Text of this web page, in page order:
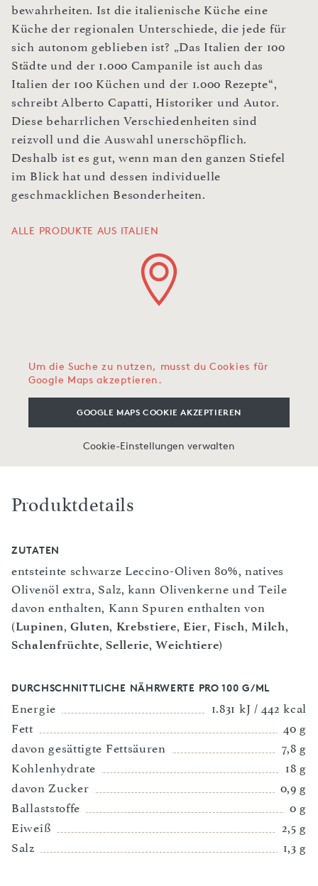
bewahrheiten. Ist die italienische Küche eine
Küche der regionalen Unterschiede, die jede für
sich autonom geblieben ist? „Das Italien der 100
Städte und der 1.000 Campanile ist auch das
Italien der 100 Küchen und der 1.000 Rezepte“,
schreibt Alberto Capatti, Historiker und Autor.
Diese beharrlichen Verschiedenheiten sind
reizvoll und die Auswahl unerschöpflich.
Deshalb ist es gut, wenn man den ganzen Stiefel
im Blick hat und dessen individuelle
geschmacklichen Besonderheiten.
ALLE PRODUKTE AUS ITALIEN
Um die Suche zu nutzen, musst du Cookies für
Google Maps akzeptieren.
GOOGLE MAPS COOKIE AKZEPTIEREN
Cookie-Einstellungen verwalten
Produktdetails
ZUTATEN
entsteinte schwarze Leccino-Oliven 80%, natives
Olivenöl extra, Salz, kann Olivenkerne und Teile
davon enthalten, Kann Spuren enthalten von
(Lupinen,Gluten, Krebstiere,Eier,Fisch, Milch,
Schalenfrüchte,Sellerie,Weichtiere)
DURCHSCHNITTLICHE NÄHRWERTE PRO 100 G/ML
Energie
1.831 kJ / 442 kcal
Fett
40 g
davon gesättigte Fettsäuren
7,8 g
Kohlenhydrate
18 g
davon Zucker
0,9 g
Ballaststoffe
0 g
Eiweiß
2,5 g
Salz
1,3 g